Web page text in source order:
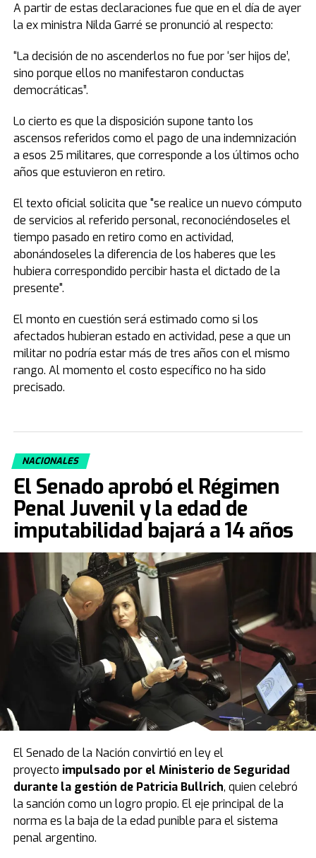
A partir de estas declaraciones fue que en el día de ayer
la ex ministra Nilda Garré se pronunció al respecto:
“La decisión de no ascenderlos no fue por ‘ser hijos de’,
sino porque ellos no manifestaron conductas
democráticas”.
Lo cierto es que la disposición supone tanto los
ascensos referidos como el pago de una indemnización
a esos 25 militares, que corresponde a los últimos ocho
años que estuvieron en retiro.
El texto oficial solicita que "se realice un nuevo cómputo
de servicios al referido personal, reconociéndoseles el
tiempo pasado en retiro como en actividad,
abonándoseles la diferencia de los haberes que les
hubiera correspondido percibir hasta el dictado de la
presente".
El monto en cuestión será estimado como si los
afectados hubieran estado en actividad, pese a que un
militar no podría estar más de tres años con el mismo
rango. Al momento el costo específico no ha sido
precisado.
NACIONALES
El Senado aprobó el Régimen
Penal Juvenil y la edad de
imputabilidad bajará a 14 años
El Senado de la Nación convirtió en ley el
proyecto impulsado por el Ministerio de Seguridad
durante la gestión de Patricia Bullrich, quien celebró
la sanción como un logro propio. El eje principal de la
norma es la baja de la edad punible para el sistema
penal argentino.